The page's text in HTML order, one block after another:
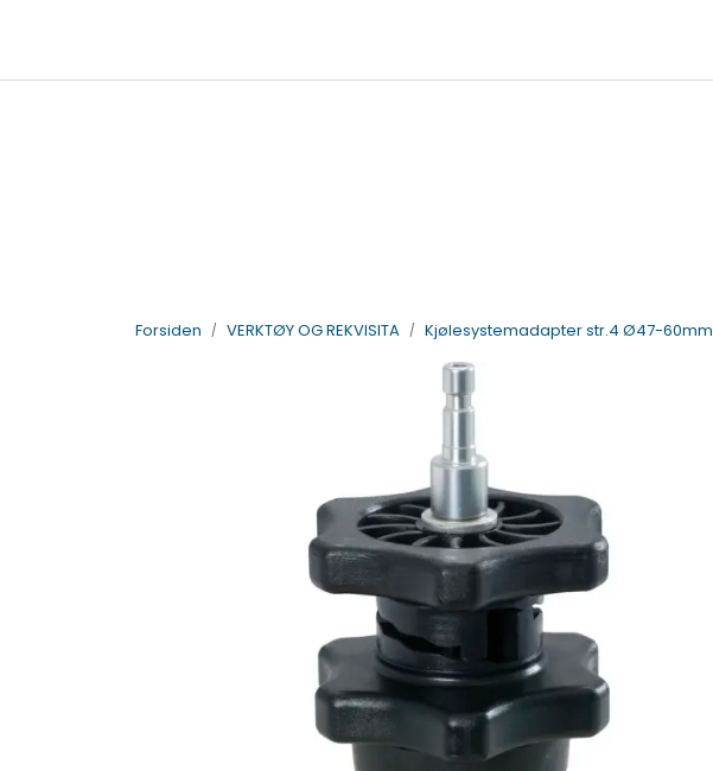
Forsiden VERKTØY OG REKVISITA Kjølesystemadapter str.4 Ø47-60mm